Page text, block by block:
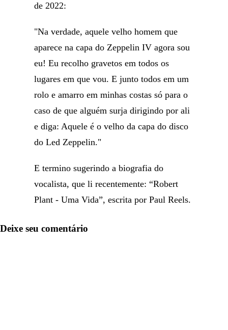
de 2022:
"Na verdade, aquele velho homem que
aparece na capa do Zeppelin IV agora sou
eu! Eu recolho gravetos em todos os
lugares em que vou. E junto todos em um
rolo e amarro em minhas costas só para o
caso de que alguém surja dirigindo por ali
e diga: Aquele é o velho da capa do disco
do Led Zeppelin."
E termino sugerindo a biografia do
vocalista, que li recentemente: “Robert
Plant - Uma Vida”, escrita por Paul Reels.
Deixe seu comentário